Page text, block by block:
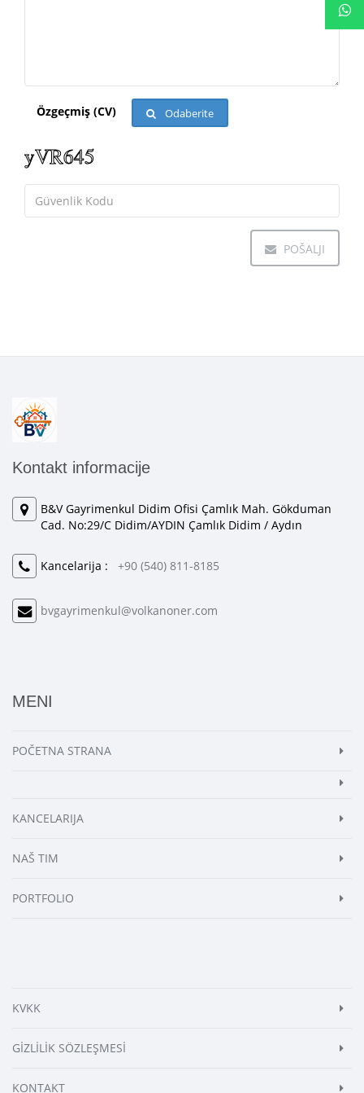
Özgeçmiş (CV) Odaberite
POŠALJI
Kontakt informacije
B&V Gayrimenkul Didim Ofisi Çamlık Mah. Gökduman
Cad. No:29/C Didim/AYDIN Çamlık Didim / Aydın
Kancelarija : +90 (540) 811-8185
bvgayrimenkul@volkanoner.com
MENI
POČETNA STRANA
KANCELARIJA
NAŠ TIM
PORTFOLIO
KVKK
GİZLİLİK SÖZLEŞMESİ
KONTAKT